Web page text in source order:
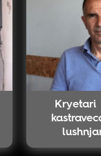
Kryetari